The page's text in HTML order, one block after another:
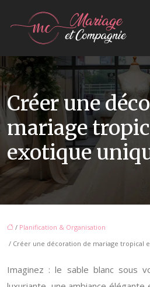
Créer une
mariage
exotique
/ Planification & Organisation
/ Créer une décoration de mariage tropical
Imaginez : le sable blanc sous